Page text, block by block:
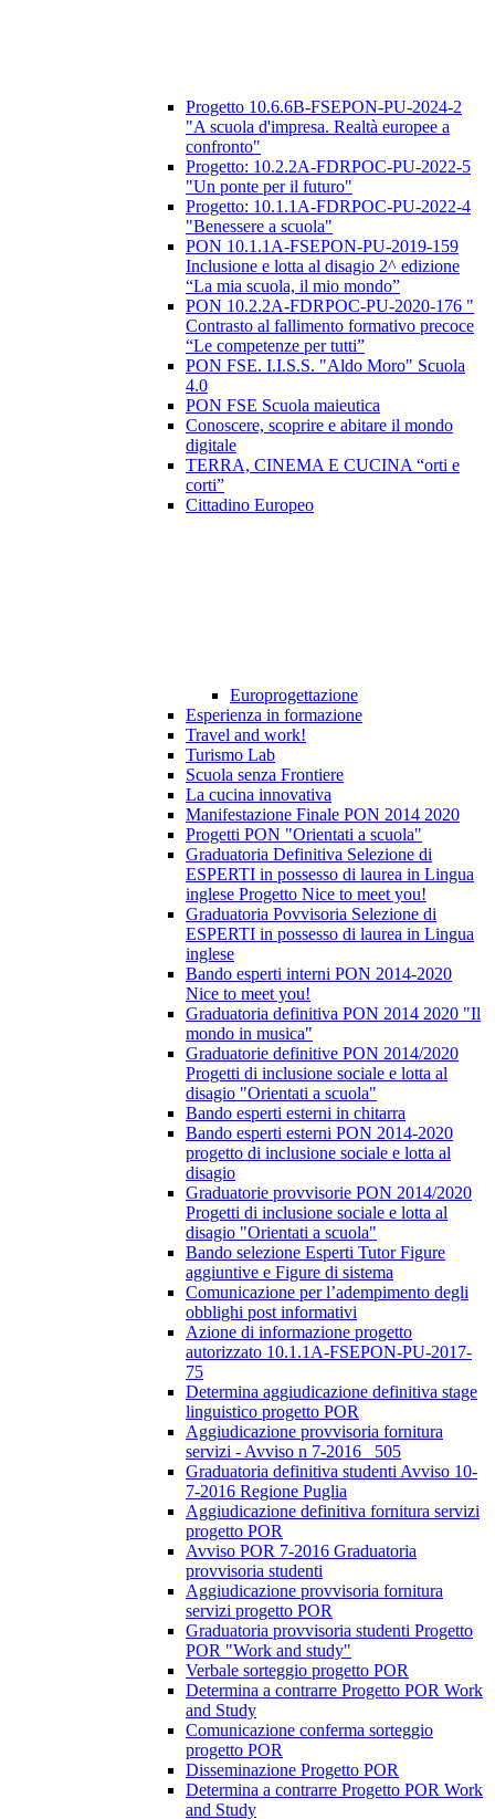
Progetto 10.6.6B-FSEPON-PU-2024-2
"A scuola d'impresa. Realtà europee a
confronto"
Progetto: 10.2.2A-FDRPOC-PU-2022-5
"Un ponte per il futuro"
Progetto: 10.1.1A-FDRPOC-PU-2022-4
"Benessere a scuola"
PON 10.1.1A-FSEPON-PU-2019-159
Inclusione e lotta al disagio 2^ edizione
“La mia scuola, il mio mondo”
PON 10.2.2A-FDRPOC-PU-2020-176 "
Contrasto al fallimento formativo precoce
“Le competenze per tutti”
PON FSE. I.I.S.S. "Aldo Moro" Scuola
4.0
PON FSE Scuola maieutica
Conoscere, scoprire e abitare il mondo
digitale
TERRA, CINEMA E CUCINA “orti e
corti”
Cittadino Europeo
Europrogettazione
Esperienza in formazione
Travel and work!
Turismo Lab
Scuola senza Frontiere
La cucina innovativa
Manifestazione Finale PON 2014 2020
Progetti PON "Orientati a scuola"
Graduatoria Definitiva Selezione di
ESPERTI in possesso di laurea in Lingua
inglese Progetto Nice to meet you!
Graduatoria Povvisoria Selezione di
ESPERTI in possesso di laurea in Lingua
inglese
Bando esperti interni PON 2014-2020
Nice to meet you!
Graduatoria definitiva PON 2014 2020 "Il
mondo in musica"
Graduatorie definitive PON 2014/2020
Progetti di inclusione sociale e lotta al
disagio "Orientati a scuola"
Bando esperti esterni in chitarra
Bando esperti esterni PON 2014-2020
progetto di inclusione sociale e lotta al
disagio
Graduatorie provvisorie PON 2014/2020
Progetti di inclusione sociale e lotta al
disagio "Orientati a scuola"
Bando selezione Esperti Tutor Figure
aggiuntive e Figure di sistema
Comunicazione per l’adempimento degli
obblighi post informativi
Azione di informazione progetto
autorizzato 10.1.1A-FSEPON-PU-2017-
75
Determina aggiudicazione definitiva stage
linguistico progetto POR
Aggiudicazione provvisoria fornitura
servizi - Avviso n 7-2016_ 505
Graduatoria definitiva studenti Avviso 10-
7-2016 Regione Puglia
Aggiudicazione definitiva fornitura servizi
progetto POR
Avviso POR 7-2016 Graduatoria
provvisoria studenti
Aggiudicazione provvisoria fornitura
servizi progetto POR
Graduatoria provvisoria studenti Progetto
POR "Work and study"
Verbale sorteggio progetto POR
Determina a contrarre Progetto POR Work
and Study
Comunicazione conferma sorteggio
progetto POR
Disseminazione Progetto POR
Determina a contrarre Progetto POR Work
and Study